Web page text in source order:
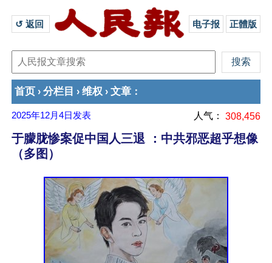
↺ 返回 电子报 正體版
首页 › 分栏目 › 维权 › 文章 ：
2025年12月4日 发表 人气： 308,456
于朦胧惨案促中国人三退 ：中共邪恶超乎想像
（多图）